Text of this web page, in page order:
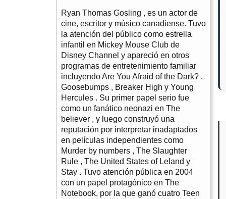
Ryan Thomas Gosling , es un actor de
cine, escritor y músico canadiense. Tuvo
la atención del público como estrella
infantil en Mickey Mouse Club de
Disney Channel y apareció en otros
programas de entretenimiento familiar
incluyendo Are You Afraid of the Dark? ,
Goosebumps , Breaker High y Young
Hercules . Su primer papel serio fue
como un fanático neonazi en The
believer , y luego construyó una
reputación por interpretar inadaptados
en películas independientes como
Murder by numbers , The Slaughter
Rule , The United States of Leland y
Stay . Tuvo atención pública en 2004
con un papel protagónico en The
Notebook, por la que ganó cuatro Teen